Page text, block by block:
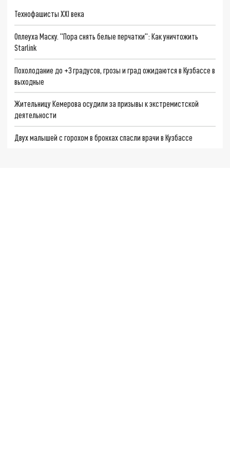
Технофашисты XXI века
Оплеуха Маску. "Пора снять белые перчатки": Как уничтожить
Starlink
Похолодание до +3 градусов, грозы и град ожидаются в Кузбассе в
выходные
Жительницу Кемерова осудили за призывы к экстремистской
деятельности
Двух малышей с горохом в бронхах спасли врачи в Кузбассе